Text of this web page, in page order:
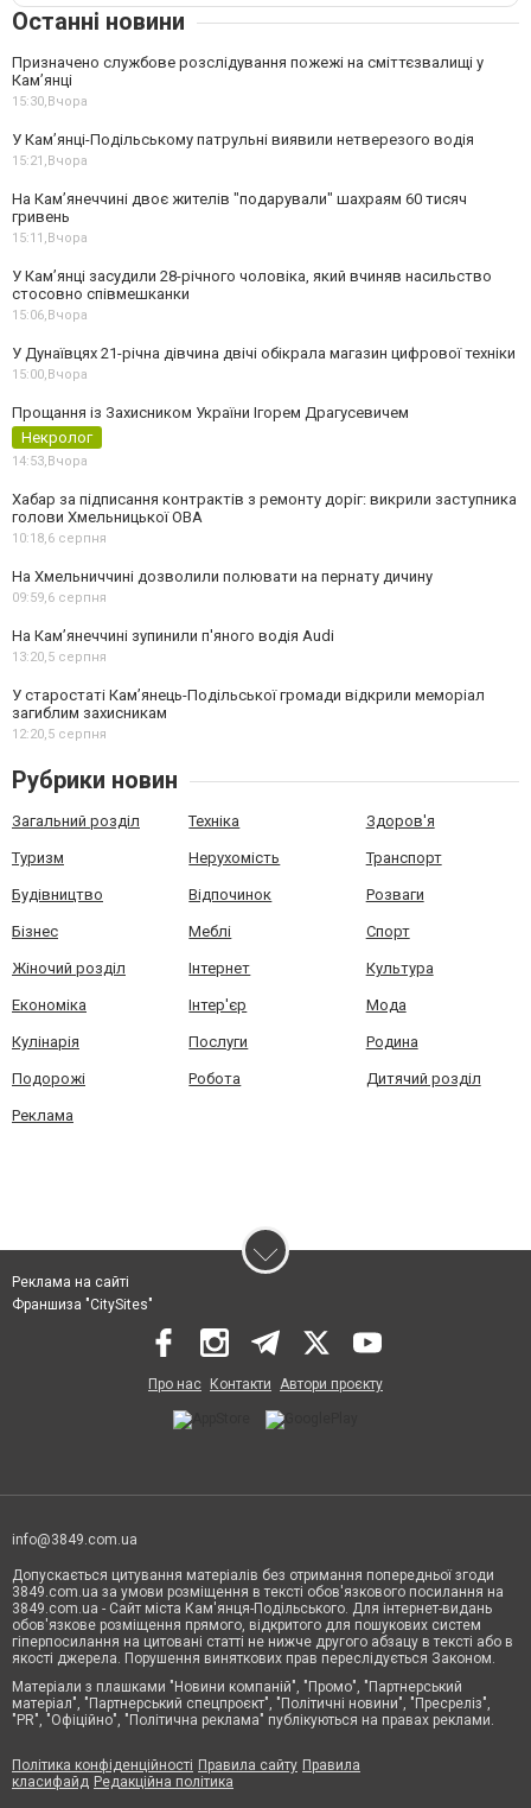
Останні новини
Призначено службове розслідування пожежі на сміттєзвалищі у
Кам’янці
15:30, Вчора
У Кам’янці-Подільському патрульні виявили нетверезого водія
15:21, Вчора
На Камʼянеччині двоє жителів "подарували" шахраям 60 тисяч
гривень
15:11, Вчора
У Камʼянці засудили 28-річного чоловіка, який вчиняв насильство
стосовно співмешканки
15:06, Вчора
У Дунаївцях 21-річна дівчина двічі обікрала магазин цифрової техніки
15:00, Вчора
Прощання із Захисником України Ігорем Драгусевичем
Некролог
14:53, Вчора
Хабар за підписання контрактів з ремонту доріг: викрили заступника
голови Хмельницької ОВА
10:18,6 серпня
На Хмельниччині дозволили полювати на пернату дичину
09:59,6 серпня
На Камʼянеччині зупинили п'яного водія Audi
13:20,5 серпня
У старостаті Кам’янець-Подільської громади відкрили меморіал
загиблим захисникам
12:20,5 серпня
Рубрики новин
Загальний розділ Техніка Здоров'я
Туризм Нерухомість Транспорт
Будівництво Відпочинок Розваги
Бізнес Меблі Спорт
Жіночий розділ Інтернет Культура
Економіка Інтер'єр Мода
Кулінарія Послуги Родина
Подорожі Робота Дитячий розділ
Реклама
Реклама на сайті
Франшиза "CitySites"
Про нас Контакти Автори проєкту
info@3849.com.ua
Допускається цитування матеріалів без отримання попередньої згоди
3849.com.ua за умови розміщення в тексті обов'язкового посилання на
3849.com.ua - Сайт міста Кам'янця-Подільського. Для інтернет-видань
обов'язкове розміщення прямого, відкритого для пошукових систем
гіперпосилання на цитовані статті не нижче другого абзацу в тексті або в
якості джерела. Порушення виняткових прав переслідується Законом.
Матеріали з плашками "Новини компаній", "Промо", "Партнерський
матеріал", "Партнерський спецпроєкт", "Політичні новини", "Пресреліз",
"PR", "Офіційно", "Політична реклама" публікуються на правах реклами.
Політика конфіденційності Правила сайту Правила
класифайд Редакційна політика